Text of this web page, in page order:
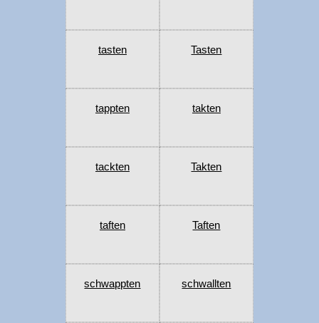
tasten Tasten
tappten takten
tackten Takten
taften Taften
schwappten schwallten